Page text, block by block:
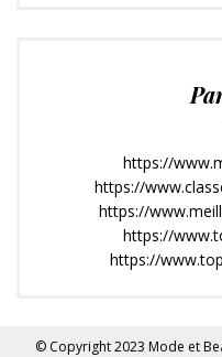
https://
https://
https://
https://
https://
© Copyright 2023 Mode et